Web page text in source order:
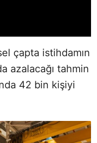
çapta istihdamın
azalacağı tahmin
42 bin kişiyi